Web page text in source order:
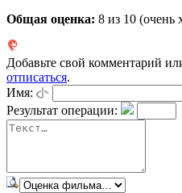
Общая оценка: 8 из 10 (очень
Добавьте свой комментарий
отписаться.
Имя:
Результат операции: